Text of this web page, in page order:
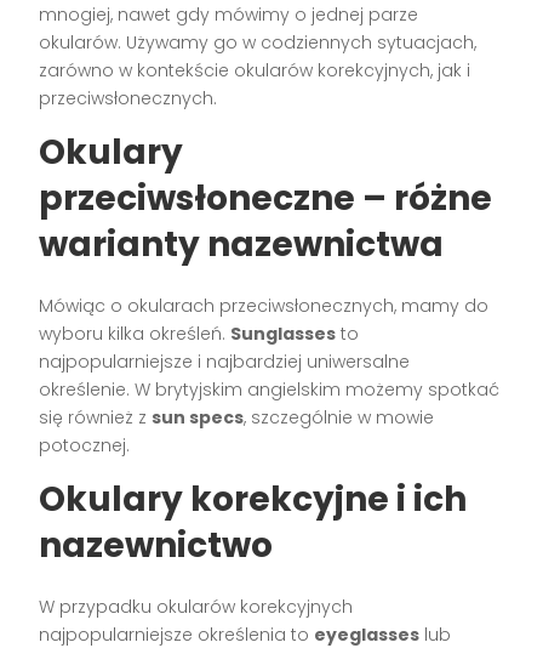
mnogiej, nawet gdy mówimy o jednej parze
okularów. Używamy go w codziennych sytuacjach,
zarówno w kontekście okularów korekcyjnych, jak i
przeciwsłonecznych.
Okulary
przeciwsłoneczne – różne
warianty nazewnictwa
Mówiąc o okularach przeciwsłonecznych, mamy do
wyboru kilka określeń. Sunglasses to
najpopularniejsze i najbardziej uniwersalne
określenie. W brytyjskim angielskim możemy spotkać
się również z sun specs, szczególnie w mowie
potocznej.
Okulary korekcyjne i ich
nazewnictwo
W przypadku okularów korekcyjnych
najpopularniejsze określenia to eyeglasses lub